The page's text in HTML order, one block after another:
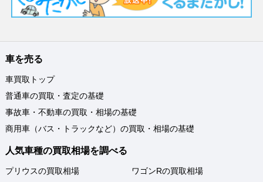
車を売る
車買取トップ
普通車の買取・査定の基礎
事故車・不動車の買取・相場の基礎
商用車（バス・トラックなど）の買取・相場の基礎
人気車種の買取相場を調べる
プリウスの買取相場
ワゴンRの買取相場